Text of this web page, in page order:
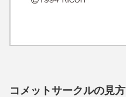
コメットサークルの見方